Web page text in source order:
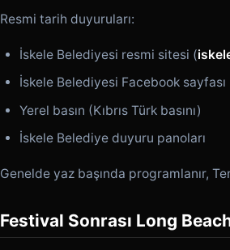
Resmi tarih duyuruları:
İskele Belediyesi resmi sitesi (
İskele Belediyesi Facebook sayfası
Yerel basın (Kıbrıs Türk basını)
İskele Belediye duyuru panoları
Genelde yaz başında programlanır,
Festival Sonrası Long